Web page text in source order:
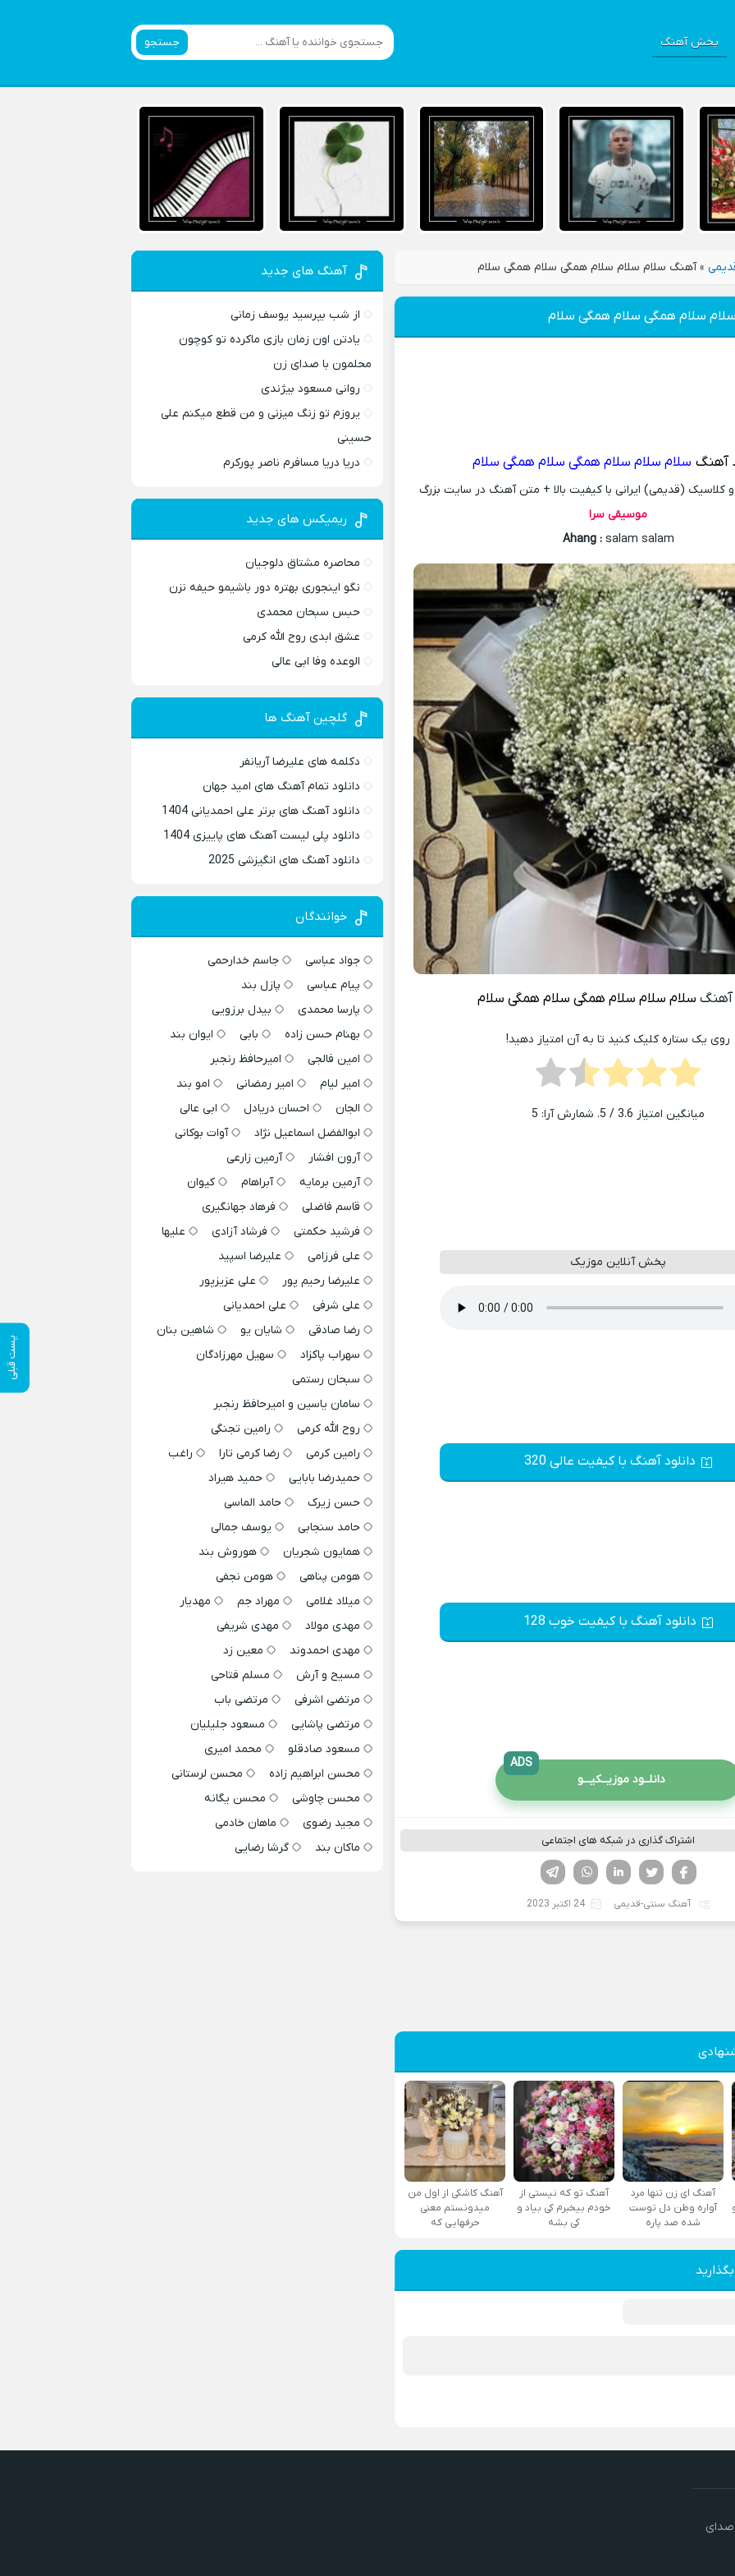
پخش آهنگ جستجو
»آهنگ سلام سلام سلام همگی سلام همگی سلام
پست قبلی
سلام همگی سلام همگی سلام
آهنگ سلام سلام سلام همگی سلام همگی سلام
(قدیمی) ایرانی با کیفیت بالا + متن آهنگ در سایت بزرگ
موسیقی سرا
Ahang :salam salam
سلام سلام سلام همگی سلام همگی سلام
روی یک ستاره کلیک کنید تا به آن امتیاز دهید!
میانگین امتیاز 3.6/ 5. شمارش آرا: 5
پخش آنلاین موزیک
دانلود آهنگ با کیفیت عالی 320
دانلود آهنگ با کیفیت خوب 128
دانلــود موزیــکیـــو
ADS
اشتراک گذاری در شبکه های اجتماعی
لینکدین تویتر
فیسوک
آهنگ سنتی-قدیمی 24 اکتبر 2023
آهنگ ای زن تنها مرد
آواره وطن دل توست
شده صد پاره
آهنگ تو که نیستی از
خودم بیخبرم کی بیاد و
کی بشه
آهنگ کاشکی از اول من
میدونستم معنی
حرفهایی که
آهنگ های جدید
از شب بپرسید یوسف زمانی
یادتن اون زمان بازی ماکرده تو کوچون
محلمون با صدای زن
روانی مسعود بیژندی
یروزم تو زنگ میزنی و من قطع میکنم علی
حسینی
دریا دریا مسافرم ناصر پورکرم
ریمیکس های جدید
محاصره مشتاق دلوجیان
نگو اینجوری بهتره دور باشیمو حیفه نزن
حبس سبحان محمدی
عشق ابدی روح الله کرمی
الوعده وفا ابی عالی
گلچین آهنگ ها
دکلمه های علیرضا آریانفر
دانلود تمام آهنگ های امید جهان
دانلود آهنگ های برتر علی احمدیانی 1404
دانلود پلی لیست آهنگ های پاییزی 1404
دانلود آهنگ های انگیزشی 2025
خوانندگان
جواد عباسی
جاسم خدارحمی
پیام عباسی
پازل بند
پارسا محمدی
بیدل برزویی
بهنام حسن زاده
بابی
ایوان بند
امین فالجی
امیرحافظ رنجبر
امیر لیام
امیر رمضانی
امو بند
الجان
احسان دریادل
ابی عالی
ابوالفضل اسماعیل نژاد
آوات بوکانی
آرون افشار
آرمین زارعی
آرمین برمایه
آبراهام
کیوان
قاسم فاضلی
فرهاد جهانگیری
فرشید حکمتی
فرشاد آزادی
علیها
علی فرزامی
علیرضا اسپید
علیرضا رحیم پور
علی عزیزپور
علی شرفی
علی احمدیانی
رضا صادقی
شایان یو
شاهین بنان
سهراب پاکزاد
سهیل مهرزادگان
سبحان رستمی
سامان یاسین و امیرحافظ رنجبر
روح الله کرمی
رامین تجنگی
رامین کرمی
رضا کرمی تارا
راغب
حمیدرضا بابایی
حمید هیراد
حسن زیرک
حامد الماسی
حامد سنجابی
یوسف جمالی
همایون شجریان
هوروش بند
هومن پناهی
هومن نجفی
میلاد غلامی
مهراد جم
مهدیار
مهدی مولاد
مهدی شریفی
مهدی احمدوند
معین زد
مسیح و آرش
مسلم فتاحی
مرتضی اشرفی
مرتضی باب
مرتضی پاشایی
مسعود جلیلیان
مسعود صادقلو
محمد امیری
محسن ابراهیم زاده
محسن لرستانی
محسن چاوشی
محسن یگانه
مجید رضوی
ماهان خادمی
ماکان بند
گرشا رضایی
صدای